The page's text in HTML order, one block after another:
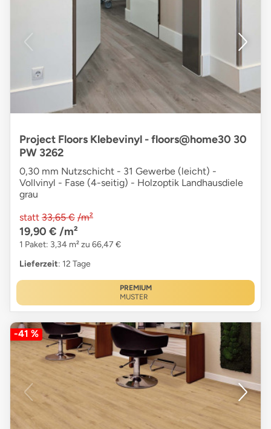
Project Floors Klebevinyl - floors@home30 30
PW 3262
0,30 mm Nutzschicht - 31 Gewerbe (leicht) -
Vollvinyl - Fase (4-seitig) - Holzoptik Landhausdiele
grau
statt 33,65 € /m²
19,90 € /m²
1 Paket: 3,34 m² zu 66,47 €
Lieferzeit: 12 Tage
PREMIUM
MUSTER
-41 %